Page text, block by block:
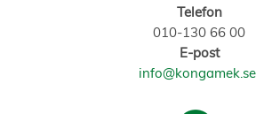
Telefon
010-130 66 00
E-post
info@kongamek.se